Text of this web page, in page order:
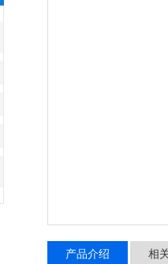
产品介绍 相